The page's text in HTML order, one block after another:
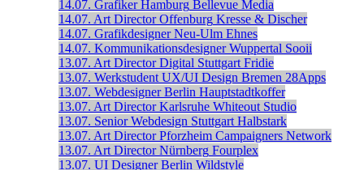
14.07. Grafiker Hamburg Bellevue Media
14.07. Art Director Offenburg Kresse & Discher
14.07. Grafikdesigner Neu-Ulm Ehnes
14.07. Kommunikationsdesigner Wuppertal Sooii
13.07. Art Director Digital Stuttgart Fridie
13.07. Werkstudent UX/UI Design Bremen 28Apps
13.07. Webdesigner Berlin Hauptstadtkoffer
13.07. Art Director Karlsruhe Whiteout Studio
13.07. Senior Webdesign Stuttgart Halbstark
13.07. Art Director Pforzheim Campaigners Network
13.07. Art Director Nürnberg Fourplex
13.07. UI Designer Berlin Wildstyle